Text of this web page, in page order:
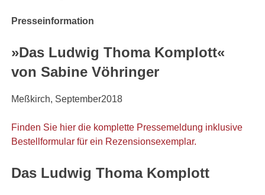
Presseinformation
»Das Ludwig Thoma Komplott«
von Sabine Vöhringer
Meßkirch, September2018
Finden Sie hier die komplette Pressemeldung inklusive
Bestellformular für ein Rezensionsexemplar.
Das Ludwig Thoma Komplott